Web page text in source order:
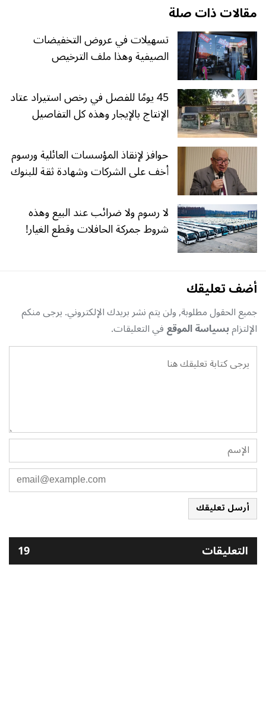
مقالات ذات صلة
تسهيلات في عروض التخفيضات
الصيفية وهذا ملف الترخيص
45 يومًا للفصل في رخص استيراد عتاد
الإنتاج بالإيجار وهذه كل التفاصيل
حوافز لإنقاذ المؤسسات العائلية ورسوم
أخف على الشركات وشهادة ثقة للبنوك
لا رسوم ولا ضرائب عند البيع وهذه
شروط جمركة الحافلات وقطع الغيار!
أضف تعليقك
جميع الحقول مطلوبة, ولن يتم نشر بريدك الإلكتروني. يرجى منكم
الإلتزامبسياسة الموقعفي التعليقات.
أرسل تعليقك
التعليقات 19